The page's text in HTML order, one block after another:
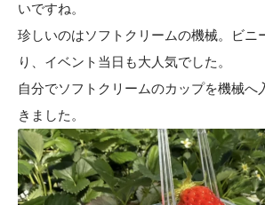
いですね。
珍しいのはソフトクリームの機械。ビニ
り、イベント当日も大人気でした。
自分でソフトクリームのカップを機械へ
きました。